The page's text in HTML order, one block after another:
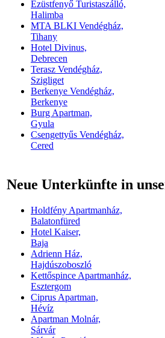
Ezüstfenyő Turistaszálló,
Halimba
MTA BLKI Vendégház,
Tihany
Hotel Divinus,
Debrecen
Terasz Vendégház,
Szigliget
Berkenye Vendégház,
Berkenye
Burg Apartman,
Gyula
Csengettyűs Vendégház,
Cered
Neue Unterkünfte in
Holdfény Apartmanház,
Balatonfüred
Hotel Kaiser,
Baja
Adrienn Ház,
Hajdúszoboszló
Kettőspince Apartmanház,
Esztergom
Ciprus Apartman,
Hévíz
Apartman Molnár,
Sárvár